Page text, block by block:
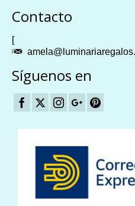
Contacto
[
Síguenos en